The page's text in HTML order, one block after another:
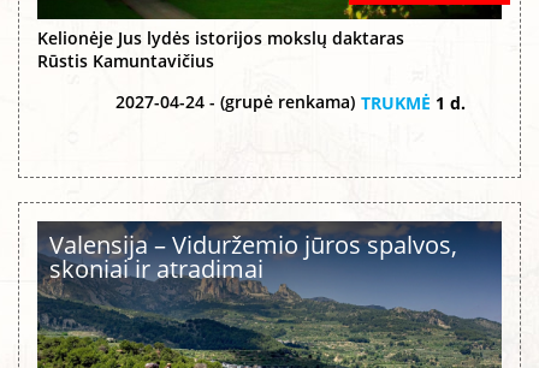
Kelionėje Jus lydės istorijos mokslų daktaras
Rūstis Kamuntavičius
2027-04-24 - (grupė renkama) TRUKMĖ 1 d.
Valensija – Viduržemio jūros spalvos,
skoniai ir atradimai